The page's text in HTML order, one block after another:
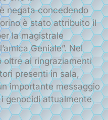
negata concedendo
è stato attribuito il
la magistrale
Geniale”. Nel
oltre ai ringraziamenti
presenti in sala,
importante messaggio
genocidi attualmente